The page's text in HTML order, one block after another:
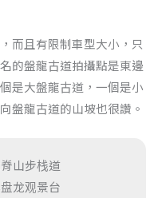
而且有限制車型大小，只
的盤龍古道拍攝點是東邊
是大盤龍古道，一個是小
盤龍古道的山坡也很讚。
山步栈道
龙观景台